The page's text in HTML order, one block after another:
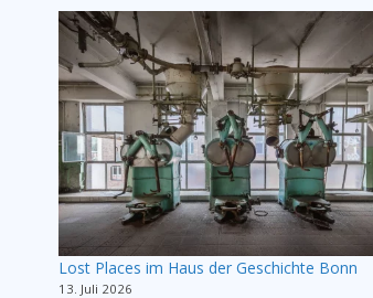
Lost Places im Haus der Geschichte Bonn
13. Juli 2026